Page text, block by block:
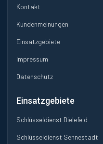
Kontakt
Kundenmeinungen
Einsatzgebiete
Impressum
Datenschutz
Einsatzgebiete
Schlüsseldienst Bielefeld
Schlüsseldienst Sennestadt